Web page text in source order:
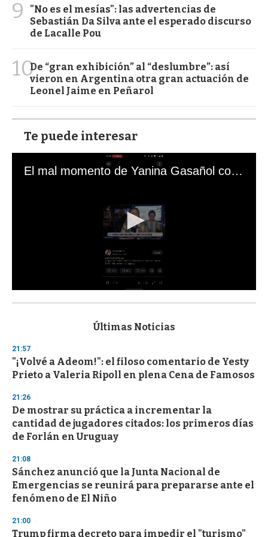
9
"No es el mesías": las advertencias de
Sebastián Da Silva ante el esperado discurso
de Lacalle Pou
10De “gran exhibición” al “deslumbre”: así
vieron en Argentina otra gran actuación de
Leonel Jaime en Peñarol
Te puede interesar
El mal momento de Yanina Gasañol con un hincha argentino en "Subrayado"
s
d
s
o
f
3
s
e
c
o
d
s
Últimas Noticias
21:57
"¡Volvé a Adeom!": el filoso comentario de Yesty
Prieto a Valeria Ripoll en plena Cena de Famosos
21:26
De mostrar su práctica a incrementar la
cantidad de jugadores citados: los primeros días
de Forlán en Uruguay
21:08
Sánchez anunció que la Junta Nacional de
Emergencias se reunirá para prepararse ante el
fenómeno de El Niño
21:00
Trump firma decreto para impedir el "turismo"